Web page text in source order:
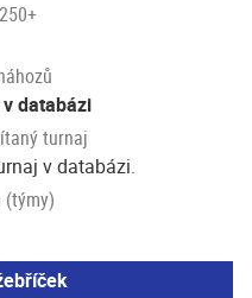
databázi
turnaj
v databázi.
(týmy)